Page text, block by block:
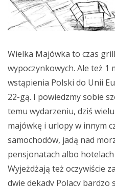
Wielka Majówka to czas
wypoczynkowych. Ale też 1
wstąpienia Polski do Unii
22-gą. I powiedzmy sobie
temu wydarzeniu, dziś
majówkę i urlopy w innym
samochodów, jadą nad
pensjonatach albo
Wyjeżdżają też oczywiście
dwie dekady Polacy bardzo